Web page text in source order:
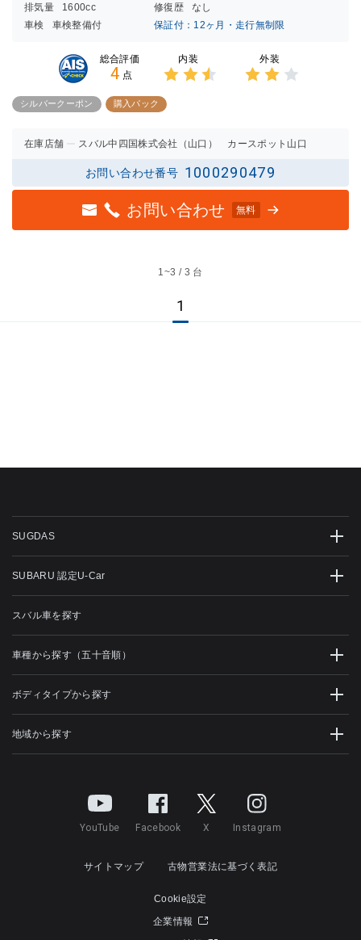
排気量
1600cc 修復歴
なし
車検
車検整備付 保証付：12ヶ月・走行無制限
総合評価
4 点
内装
2.5点
外装
シルバークーポン 購入パック
在庫店舗 スバル中四国株式会社（山口） カースポット山口
お問い合わせ番号 1000290479
お問い合わせ 無料
1~3 / 3 台
1
SUGDAS
SUBARU 認定U-Car
スバル車を探す
車種から探す（五十音順）
ボディタイプから探す
地域から探す
YouTube Facebook X Instagram
サイトマップ 古物営業法に基づく表記
Cookie設定
企業情報